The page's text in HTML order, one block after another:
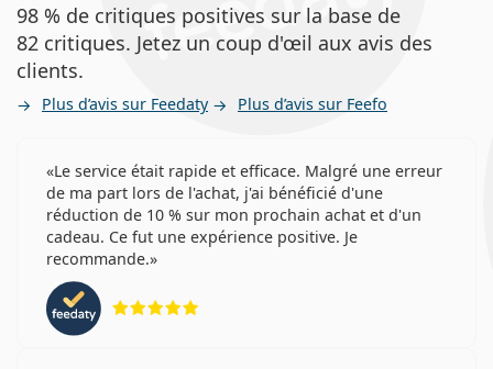
98 % de critiques positives sur la base de
82 critiques. Jetez un coup d'œil aux avis des
clients.
Plus d’avis sur Feedaty Plus d’avis sur Feefo
Le service était rapide et efficace. Malgré une erreur
de ma part lors de l'achat, j'ai bénéficié d'une
réduction de 10 % sur mon prochain achat et d'un
cadeau. Ce fut une expérience positive. Je
recommande.